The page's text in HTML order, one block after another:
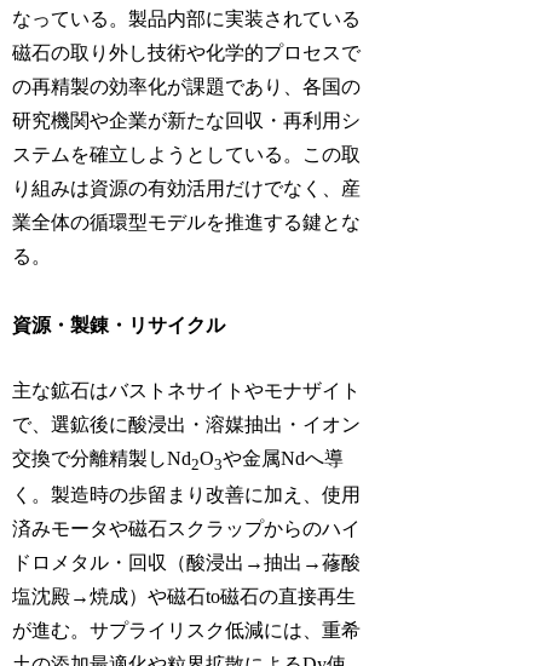
なっている。製品内部に実装されている
磁石の取り外し技術や化学的プロセスで
の再精製の効率化が課題であり、各国の
研究機関や企業が新たな回収・再利用シ
ステムを確立しようとしている。この取
り組みは資源の有効活用だけでなく、産
業全体の循環型モデルを推進する鍵とな
る。
資源・製錬・リサイクル
主な鉱石はバストネサイトやモナザイト
で、選鉱後に酸浸出・溶媒抽出・イオン
交換で分離精製しNd2O3や金属Ndへ導
く。製造時の歩留まり改善に加え、使用
済みモータや磁石スクラップからのハイ
ドロメタル・回収（酸浸出→抽出→蓚酸
塩沈殿→焼成）や磁石to磁石の直接再生
が進む。サプライリスク低減には、重希